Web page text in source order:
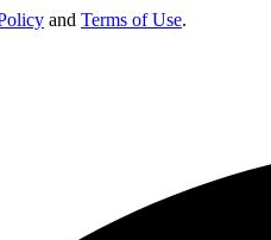
and Terms of Use.